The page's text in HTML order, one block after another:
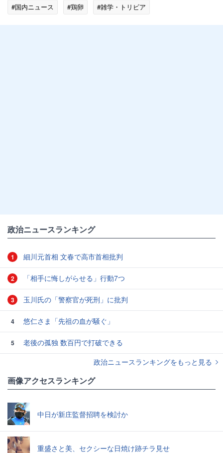
#国内ニュース #鶏卵 #雑学・トリビア
政治ニュースランキング
1 細川元首相 文春で高市首相批判
2 「相手に悔しがらせる」行動7つ
3 玉川氏の「警察官が死刑」に批判
4 悠仁さま「先祖の血が騒ぐ」
5
老後の孤独 数百円で打破できる
政治ニュースランキングをもっと見る
画像アクセスランキング
中日が新庄監督招聘を検討か
重盛さと美、セクシーな日焼け跡チラ見せ